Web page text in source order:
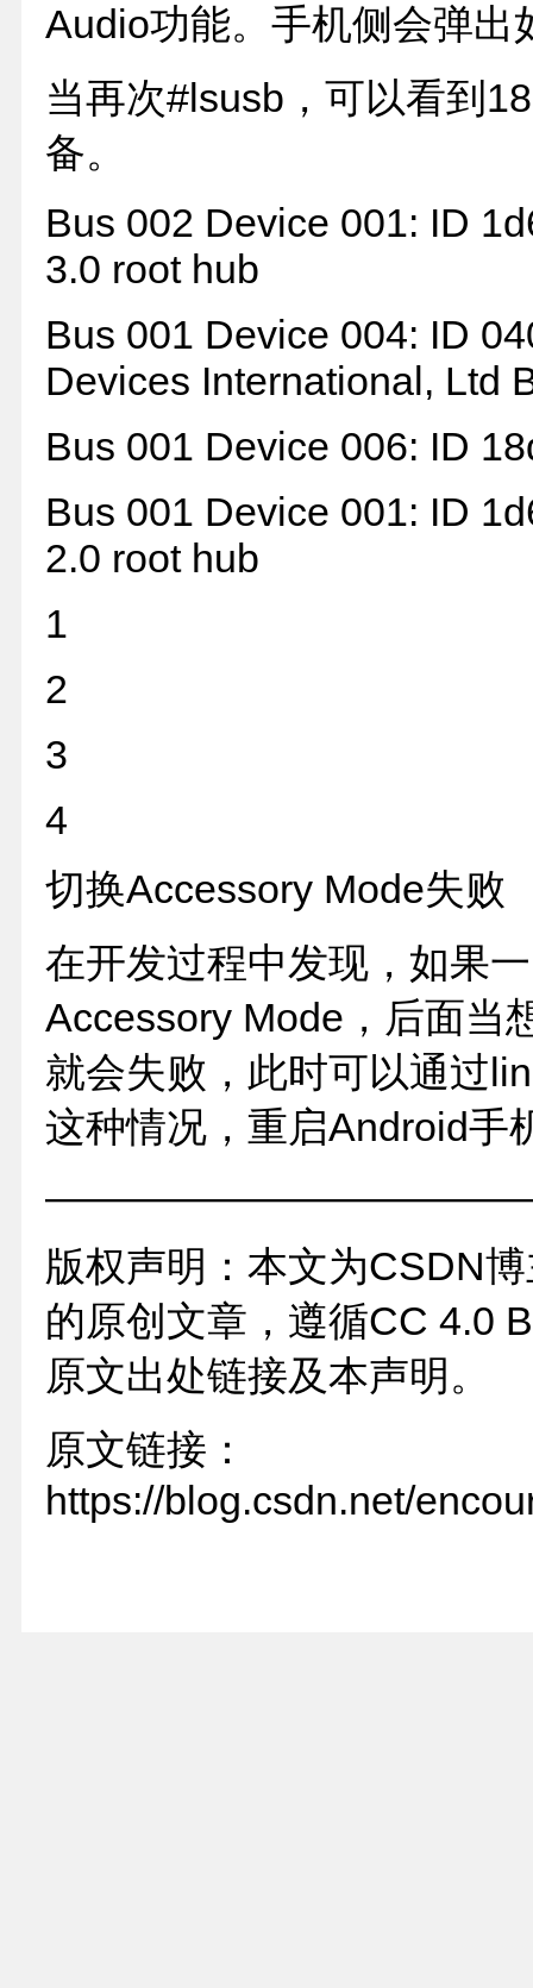
Audio功能。手机侧会弹
当再次#lsusb，可以看到
备。
Bus 002 Device 001: ID
3.0 root hub
Bus 001 Device 004: ID
Devices International, Ltd
Bus 001 Device 006: ID
Bus 001 Device 001: ID
2.0 root hub
1
2
3
4
切换Accessory Mode失败
在开发过程中发现，如果
Accessory Mode，后面当
就会失败，此时可以通过
这种情况，重启Android手
版权声明：本文为CSDN
的原创文章，遵循CC 4.0
原文出处链接及本声明。
原文链接：
https://blog.csdn.net/